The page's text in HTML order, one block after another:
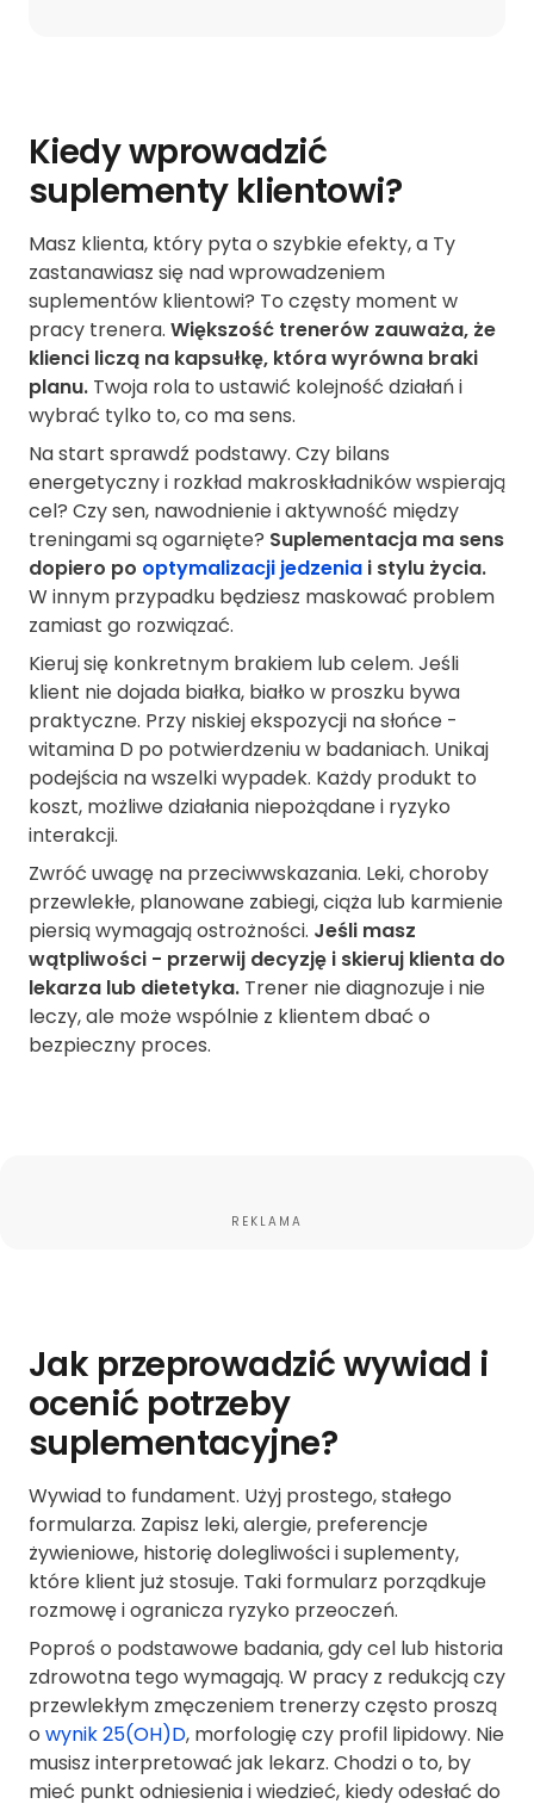
Kiedy wprowadzić
suplementy klientowi?
Masz klienta, który pyta o szybkie efekty, a Ty
zastanawiasz się nad wprowadzeniem
suplementów klientowi? To częsty moment w
pracy trenera. Większość trenerów zauważa, że
klienci liczą na kapsułkę, która wyrówna braki
planu. Twoja rola to ustawić kolejność działań i
wybrać tylko to, co ma sens.
Na start sprawdź podstawy. Czy bilans
energetyczny i rozkład makroskładników wspierają
cel? Czy sen, nawodnienie i aktywność między
treningami są ogarnięte? Suplementacja ma sens
dopiero po optymalizacji jedzenia i stylu życia.
W innym przypadku będziesz maskować problem
zamiast go rozwiązać.
Kieruj się konkretnym brakiem lub celem. Jeśli
klient nie dojada białka, białko w proszku bywa
praktyczne. Przy niskiej ekspozycji na słońce -
witamina D po potwierdzeniu w badaniach. Unikaj
podejścia na wszelki wypadek. Każdy produkt to
koszt, możliwe działania niepożądane i ryzyko
interakcji.
Zwróć uwagę na przeciwwskazania. Leki, choroby
przewlekłe, planowane zabiegi, ciąża lub karmienie
piersią wymagają ostrożności. Jeśli masz
wątpliwości - przerwij decyzję i skieruj klienta do
lekarza lub dietetyka. Trener nie diagnozuje i nie
leczy, ale może wspólnie z klientem dbać o
bezpieczny proces.
REKLAMA
Jak przeprowadzić wywiad i
ocenić potrzeby
suplementacyjne?
Wywiad to fundament. Użyj prostego, stałego
formularza. Zapisz leki, alergie, preferencje
żywieniowe, historię dolegliwości i suplementy,
które klient już stosuje. Taki formularz porządkuje
rozmowę i ogranicza ryzyko przeoczeń.
Poproś o podstawowe badania, gdy cel lub historia
zdrowotna tego wymagają. W pracy z redukcją czy
przewlekłym zmęczeniem trenerzy często proszą
o wynik 25(OH)D, morfologię czy profil lipidowy. Nie
musisz interpretować jak lekarz. Chodzi o to, by
mieć punkt odniesienia i wiedzieć, kiedy odesłać do